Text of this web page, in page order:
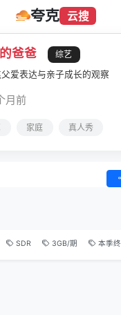
夸克 云搜
爸爸
综艺
爱表达与亲子成长的观察
月前
家庭 真人秀
SDR 3GB/期 本季终